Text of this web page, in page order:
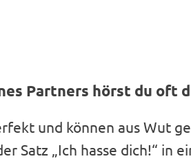
Partners hörst du oft
und können aus Wut
Satz „Ich hasse dich!“ in